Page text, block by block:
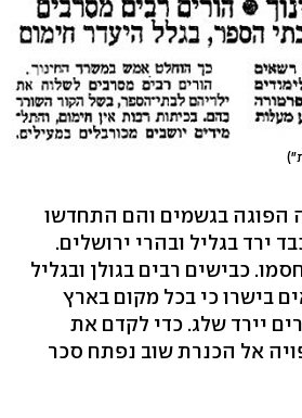
הפוגה בגשמים והם התחדשו
כבד ירד בגליל ובהרי ירושלים.
כבישים רבים בגולן ובגליל
בישרו כי בכל מקום בארץ
מעל 300 מטרים יירד שלג. כדי לקדם את
אל הכנרת שוב נפתח סכר